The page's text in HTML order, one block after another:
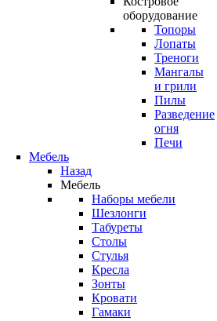
оборудование
Топоры
Лопаты
Треноги
Мангалы
и грили
Пилы
Разведение
огня
Печи
Мебель
Назад
Мебель
Наборы мебели
Шезлонги
Табуреты
Столы
Стулья
Кресла
Зонты
Кровати
Гамаки